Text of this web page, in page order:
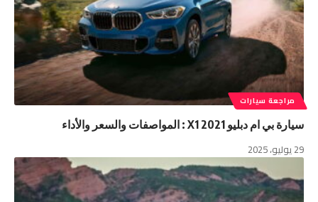
مراجعة سيارات
سيارة بي ام دبليو X1 2021 : المواصفات والسعر والأداء
29 يوليو، 2025